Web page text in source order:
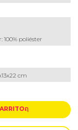
100% poliéster
cm
ຐ